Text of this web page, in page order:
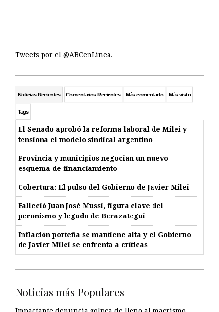
Tweets por el @ABCenLinea.
Noticias Recientes Comentarios Recientes Más comentado Más visto
Tags
El Senado aprobó la reforma laboral de Milei y
tensiona el modelo sindical argentino
Provincia y municipios negocian un nuevo
esquema de financiamiento
Cobertura: El pulso del Gobierno de Javier Milei
Falleció Juan José Mussi, figura clave del
peronismo y legado de Berazategui
Inflación porteña se mantiene alta y el Gobierno
de Javier Milei se enfrenta a críticas
Noticias más Populares